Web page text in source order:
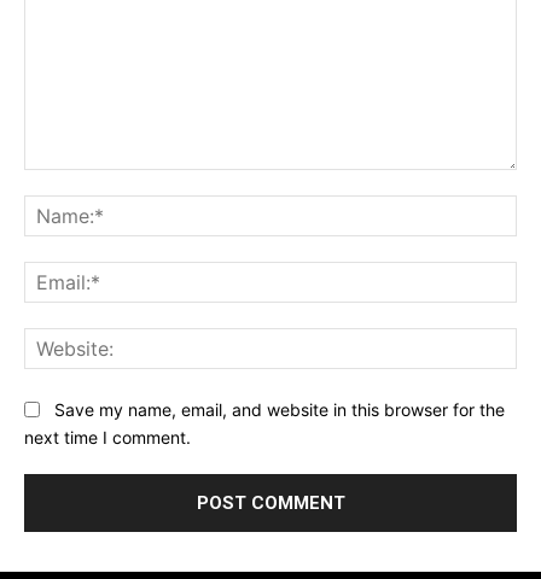
Save my name, email, and website in this browser for the
next time I comment.